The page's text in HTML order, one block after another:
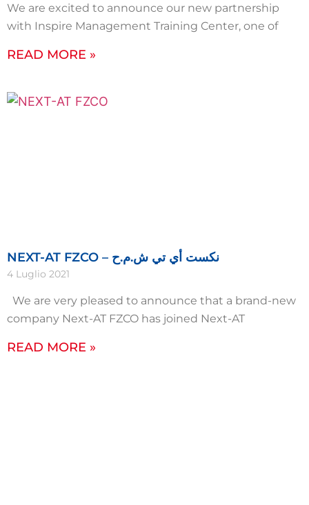
We are excited to announce our new partnership
with Inspire Management Training Center, one of
READ MORE »
NEXT-AT FZCO – نكست أي تي ش.م.ح
4 Luglio 2021
We are very pleased to announce that a brand-new
company Next-AT FZCO has joined Next-AT
READ MORE »